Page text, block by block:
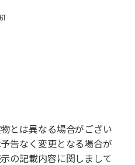
とは異なる場合がござい
告なく変更となる場合が
の記載内容に関しまして